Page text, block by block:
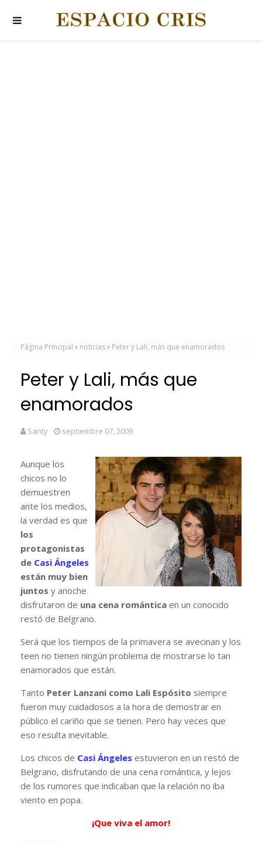
Página Principal noticias Peter y Lali, más que enamorados
Peter y Lali, más que
enamorados
Santy septiembre 07, 2009
Aunque los
chicos no lo
demuestren
ante los medios,
la verdad es que
los
protagonistas
de Casi Ángeles
están muy bien
juntos y anoche
disfrutaron de una cena romántica en un conocido
restó de Belgrano.
Será que los tiempos de la primavera se avecinan y los
teen no tienen ningún problema de mostrarse lo tan
enamorados que están.
Tanto Peter Lanzani como Lali Espósito siempre
fueron muy cuidadosos a la hora de demostrar en
público el cariño que se tienen. Pero hay veces que
eso resulta inevitable.
Los chicos de Casi Ángeles estuvieron en un restó de
Belgrano, disfrutando de una cena romántica, y lejos
de los rumores que indicaban que la relación no iba
viento en popa.
¡Que viva el amor!